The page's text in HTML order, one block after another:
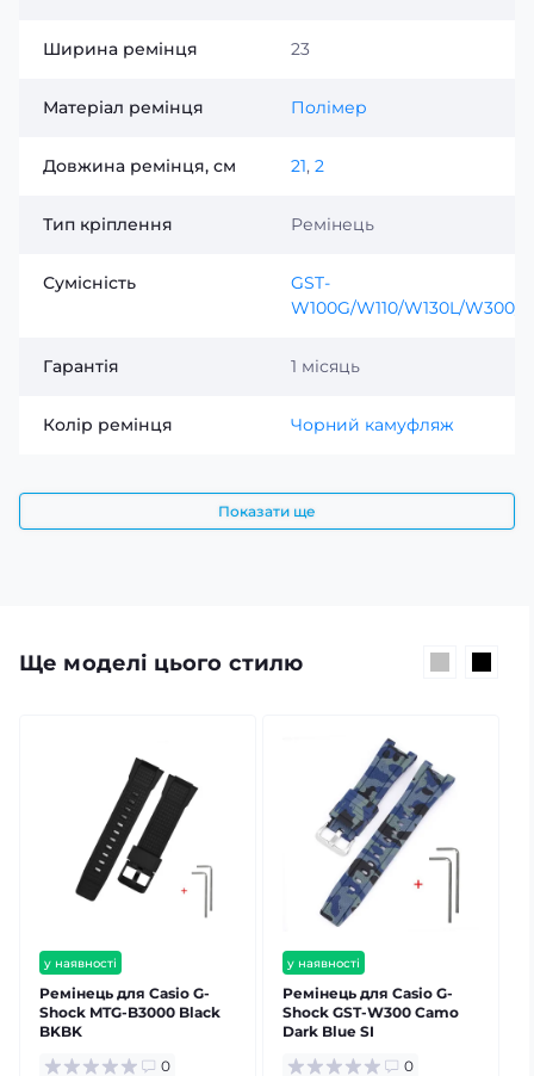
Ширина ремінця 23
Матеріал ремінця Полімер
Довжина ремінця, см 21, 2
Тип кріплення Ремінець
Сумісність
GST-
W100G/W110/W130L/W300/
Гарантія 1 місяць
Колір ремінця Чорний камуфляж
Показати ще
Ще моделі цього стилю
у наявності
Ремінець для Casio G-
Shock MTG-B3000 Black
BKBK
0
у наявності
Ремінець для Casio G-
Shock GST-W300 Camo
Dark Blue SI
0